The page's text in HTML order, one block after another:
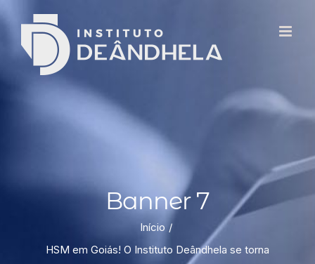
Banner 7
Início
HSM em Goiás! O Instituto Deândhela se torna